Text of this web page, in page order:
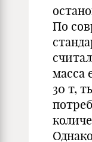
По
масса
30 т,